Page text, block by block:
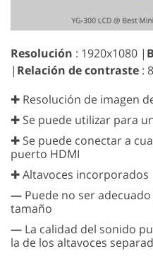
Resolución : 1920x1080 |
| Relación de contraste :
✚ Resolución de imagen
✚ Se puede utilizar para
✚ Se puede conectar a
puerto HDMI
✚ Altavoces incorporados
— Puede no ser
tamaño
— La calidad del sonido
la de los altavoces